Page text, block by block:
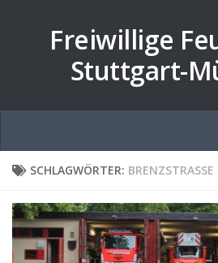
Freiwillige
Stuttgart-
SCHLAGWÖRTER: BRENZSTRASSE